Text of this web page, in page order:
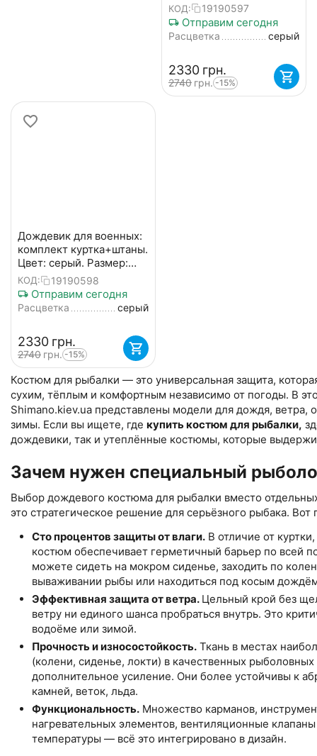
КОД: 19190597
Отправим сегодня
Расцветка серый
‍2330‍ грн.
‍2740‍ грн. -15%
Дождевик для военных:
комплект куртка+штаны.
Цвет: серый. Размер:
XXL [CLONE]
КОД: 19190598
Отправим сегодня
Расцветка серый
‍2330‍ грн.
‍2740‍ грн. -15%
Костюм для рыбалки — это универсальная защита,
сухим, тёплым и комфортным независимо от погоды. В
Shimano.kiev.ua представлены модели для дождя, ветра,
зимы. Если вы ищете, где купить костюм для рыбалки,
дождевики, так и утеплённые костюмы, которые
Зачем нужен специальный
Выбор дождевого костюма для рыбалки вместо
это стратегическое решение для серьёзного рыбака. Вот
Сто процентов защиты от влаги. В отличие от
костюм обеспечивает герметичный барьер по всей
можете сидеть на мокром сиденье, заходить по
вываживании рыбы или находиться под косым
Эффективная защита от ветра. Цельный крой без
ветру ни единого шанса пробраться внутрь. Это
водоёме или зимой.
Прочность и износостойкость. Ткань в местах
(колени, сиденье, локти) в качественных
дополнительное усиление. Они более устойчивы к
камней, веток, льда.
Функциональность. Множество карманов,
нагревательных элементов, вентиляционные
температуры — всё это интегрировано в дизайн.